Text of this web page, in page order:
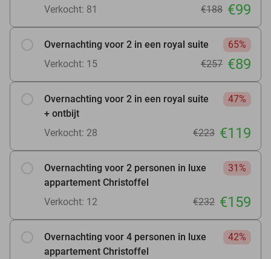
Verkocht: 81 €188 €99
Overnachting voor 2 in een royal suite
65%
Verkocht: 15
€257 €89
Overnachting voor 2 in een royal suite
+ ontbijt
47%
Verkocht: 28 €223 €119
Overnachting voor 2 personen in luxe
appartement Christoffel
31%
Verkocht: 12 €232 €159
Overnachting voor 4 personen in luxe
appartement Christoffel
42%